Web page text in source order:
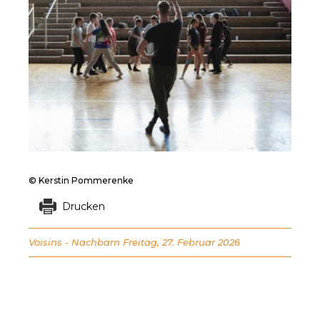
© Kerstin Pommerenke
Drucken
Voisins - Nachbarn Freitag, 27. Februar 2026